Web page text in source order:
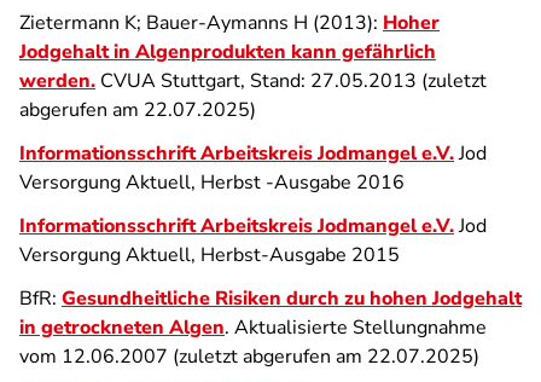
Zietermann K; Bauer-Aymanns H (2013): Hoher
Jodgehalt in Algenprodukten kann gefährlich
werden. CVUA Stuttgart, Stand: 27.05.2013 (zuletzt
abgerufen am 22.07.2025)
Informationsschrift Arbeitskreis Jodmangel e.V.Jod
Versorgung Aktuell, Herbst -Ausgabe 2016
Informationsschrift Arbeitskreis Jodmangel e.V.Jod
Versorgung Aktuell, Herbst-Ausgabe 2015
BfR: Gesundheitliche Risiken durch zu hohen Jodgehalt
in getrockneten Algen. Aktualisierte Stellungnahme
vom 12.06.2007 (zuletzt abgerufen am 22.07.2025)